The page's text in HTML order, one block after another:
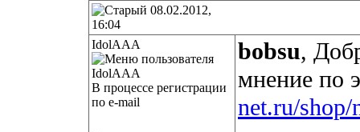
08.02.2012,
16:04
IdolAAA
В процессе регистрации
по e-mail
bobsu,
мнение по
net.ru/